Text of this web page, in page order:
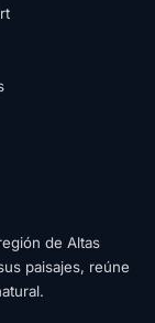
de Altas
paisajes, reúne